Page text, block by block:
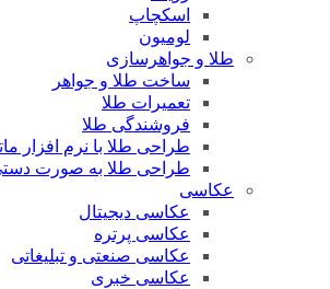
اسکچاپ
لومیون
طلا و جواهرسازی
ساخت طلا و جواهر
تعمیرات طلا
فروشندگی طلا
طراحی طلا با نرم افزار
طراحی طلا به صورت
عکاسی
عکاسی دیجیتال
عکاسی پرتره
عکاسی صنعتی و تبلیغاتی
عکاسی خبری